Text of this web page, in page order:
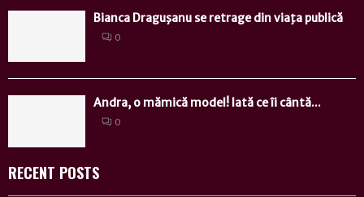
Bianca Draguşanu se retrage din viaţa publică
0
Andra, o mămică model! Iată ce îi cântă...
0
RECENT POSTS